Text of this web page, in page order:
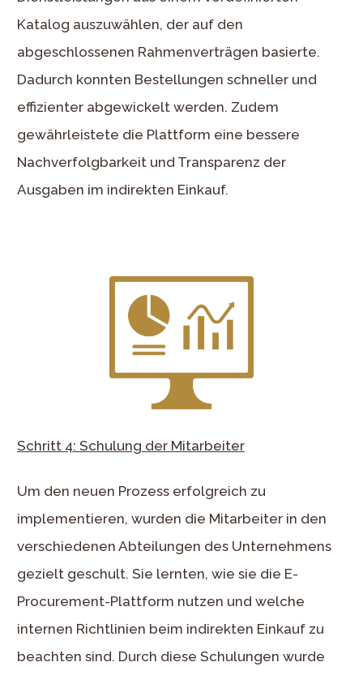
Katalog auszuwählen, der auf den
abgeschlossenen Rahmenverträgen basierte.
Dadurch konnten Bestellungen schneller und
effizienter abgewickelt werden. Zudem
gewährleistete die Plattform eine bessere
Nachverfolgbarkeit und Transparenz der
Ausgaben im indirekten Einkauf.
Schritt 4: Schulung der Mitarbeiter
Um den neuen Prozess erfolgreich zu
implementieren, wurden die Mitarbeiter in den
verschiedenen Abteilungen des Unternehmens
gezielt geschult. Sie lernten, wie sie die E-
Procurement-Plattform nutzen und welche
internen Richtlinien beim indirekten Einkauf zu
beachten sind. Durch diese Schulungen wurde